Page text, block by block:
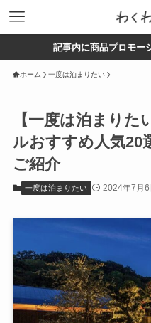
記事内に商品プロモー
ホーム 一度は泊まりたい
【一度は泊まりた
ルおすすめ人気20
ご紹介
一度は泊まりたい 2024年7月6